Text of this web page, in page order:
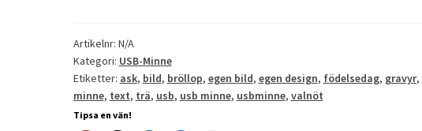
med
gravyr
mängd
Artikelnr: N/A
Kategori: USB-Minne
Etiketter: ask, bild, bröllop, egen bild, egen design, födelsedag, gravyr,
minne, text, trä, usb, usb minne, usbminne, valnöt
Tipsa en vän!